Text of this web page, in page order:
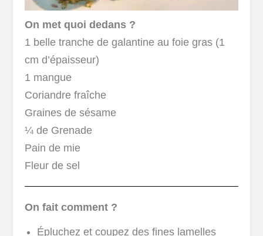
On met quoi dedans ?
1 belle tranche de galantine au foie gras (1
cm d’épaisseur)
1 mangue
Coriandre fraîche
Graines de sésame
¼ de Grenade
Pain de mie
Fleur de sel
On fait comment ?
Épluchez et coupez des fines lamelles